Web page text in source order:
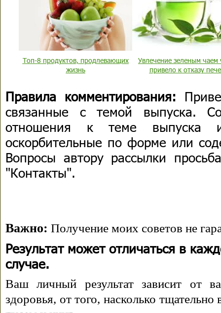
Топ-8 продуктов, продлевающих
жизнь
Увлечение зеленым чаем
привело к отказу
Правила комментирования:
связанные с темой выпуска.
отношения к теме выпуска
оскорбительные по форме или
Вопросы автору рассылки
"Контакты".
Важно: Получение моих советов не
Результат может отличаться в
случае.
Ваш личный результат зависит от
здоровья, от того, насколько